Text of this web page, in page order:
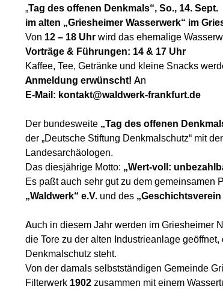
„Tag des offenen Denkmals“, So., 14. Sept.
im alten „Griesheimer Wasserwerk“ im
Von 12 – 18 Uhr wird das ehemalige
Vorträge & Führungen: 14 & 17 Uhr
Kaffee, Tee, Getränke und kleine Snacks
Anmeldung erwünscht! An
E-Mail: kontakt@waldwerk-frankfurt.de
Der bundesweite „Tag des offenen
der „Deutsche Stiftung Denkmalschutz“ mit
Landesarchäologen.
Das diesjährige Motto: „Wert-voll:
Es paßt auch sehr gut zu dem gemeinsamen
„Waldwerk“ e.V. und des „Geschichtsverein
Auch in diesem Jahr werden im Griesheimer
die Tore zu der alten Industrieanlage geöffnet,
Denkmalschutz steht.
Von der damals selbstständigen Gemeinde
Filterwerk 1902 zusammen mit einem